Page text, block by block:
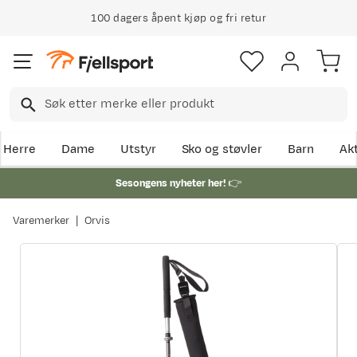
100 dagers åpent kjøp og fri retur
Herre Dame Utstyr Sko og støvler Barn
Sesongens nyheter her!👉
Varemerker Orvis